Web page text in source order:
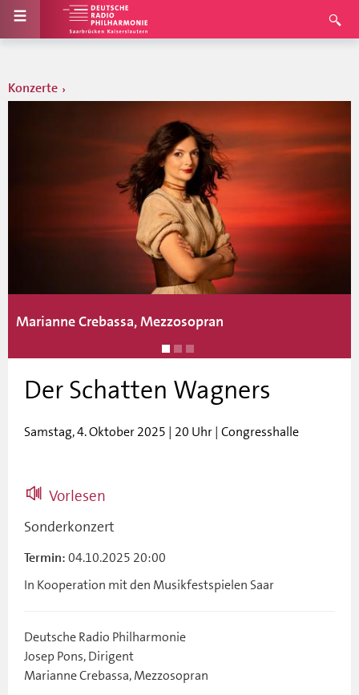
Konzerte
Marianne Crebassa, Mezzosopran
Der Schatten Wagners
Samstag, 4. Oktober 2025 | 20 Uhr | Congresshalle
Vorlesen
Sonderkonzert
Termin: 04.10.2025 20:00
In Kooperation mit den Musikfestspielen Saar
Deutsche Radio Philharmonie
Josep Pons, Dirigent
Marianne Crebassa, Mezzosopran